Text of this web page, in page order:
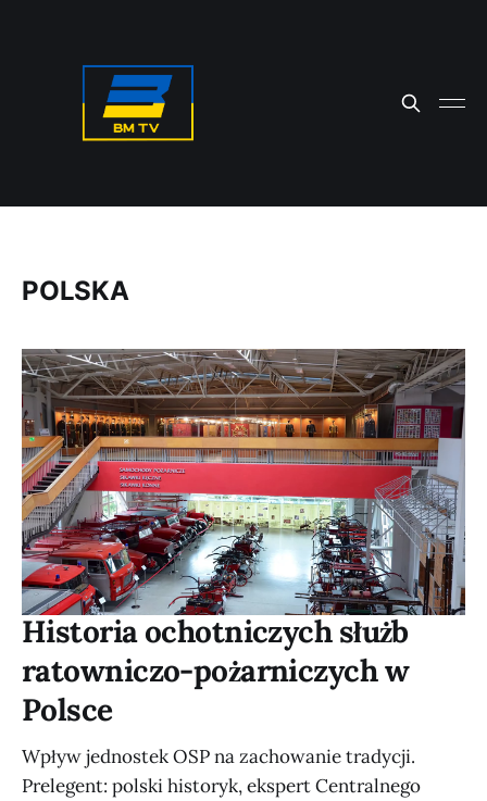
POLSKA
Historia ochotniczych służb
ratowniczo-pożarniczych w
Polsce
Wpływ jednostek OSP na zachowanie tradycji.
Prelegent: polski historyk, ekspert Centralnego